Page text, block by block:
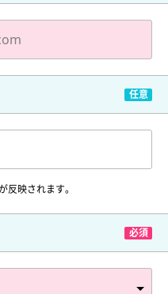
映されます。